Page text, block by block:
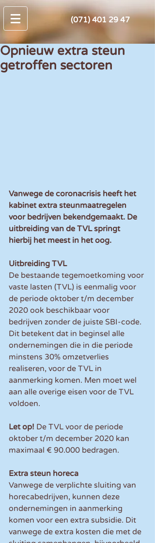
(071) 401 29 47
Opnieuw extra steun
getroffen sectoren
Vanwege de coronacrisis heeft het
kabinet extra steunmaatregelen
voor bedrijven bekendgemaakt. De
uitbreiding van de TVL springt
hierbij het meest in het oog.
Uitbreiding TVL
De bestaande tegemoetkoming voor
vaste lasten (TVL) is eenmalig voor
de periode oktober t/m december
2020 ook beschikbaar voor
bedrijven zonder de juiste SBI-code.
Dit betekent dat in beginsel alle
ondernemingen die in die periode
minstens 30% omzetverlies
realiseren, voor de TVL in
aanmerking komen. Men moet wel
aan alle overige eisen voor de TVL
voldoen.
Let op! De TVL voor de periode
oktober t/m december 2020 kan
maximaal € 90.000 bedragen.
Extra steun horeca
Vanwege de verplichte sluiting van
horecabedrijven, kunnen deze
ondernemingen in aanmerking
komen voor een extra subsidie. Dit
vanwege de extra kosten die met de